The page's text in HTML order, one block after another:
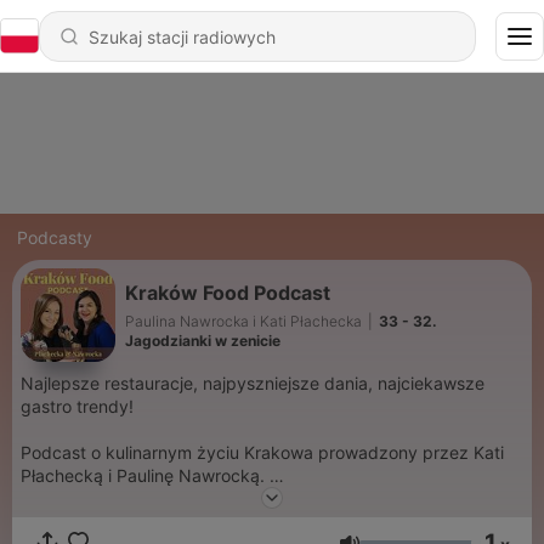
Podcasty
Kraków Food Podcast
Paulina Nawrocka i Kati Płachecka
33 - 32.
Jagodzianki w zenicie
Najlepsze restauracje, najpyszniejsze dania, najciekawsze
gastro trendy!
Podcast o kulinarnym życiu Krakowa prowadzony przez Kati
Płachecką i Paulinę Nawrocką.
Różni nas wiele, a łączy - miłość do Krakowa i jedzenia!